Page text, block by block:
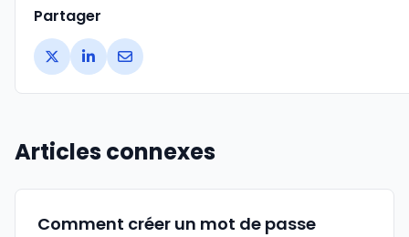
Partager
Articles connexes
Comment créer un mot de passe